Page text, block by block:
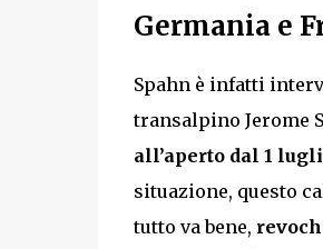
Germania e
Spahn è infatti
transalpino Jerome
all’aperto dal 1
situazione, questo
tutto va bene,